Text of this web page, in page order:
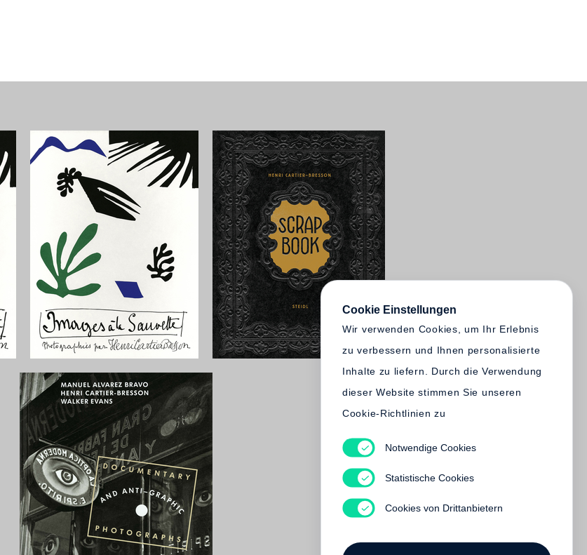
Cookie Einstellungen
Wir verwenden Cookies, um Ihr Erlebnis
zu verbessern und Ihnen personalisierte
Inhalte zu liefern. Durch die Verwendung
dieser Website stimmen Sie unseren
Cookie-Richtlinien zu
Notwendige Cookies
Statistische Cookies
Cookies von Drittanbietern